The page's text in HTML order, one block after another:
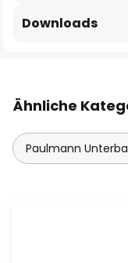
Downloads
Ähnliche
Paulmann